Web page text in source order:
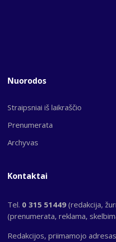
Nuorodos
Straipsniai iš laikraščio
Prenumerata
Archyvas
Kontaktai
Tel. 0 315 51449 (redakcija,
(prenumerata, reklama,
Redakcijos, priimamojo adresas